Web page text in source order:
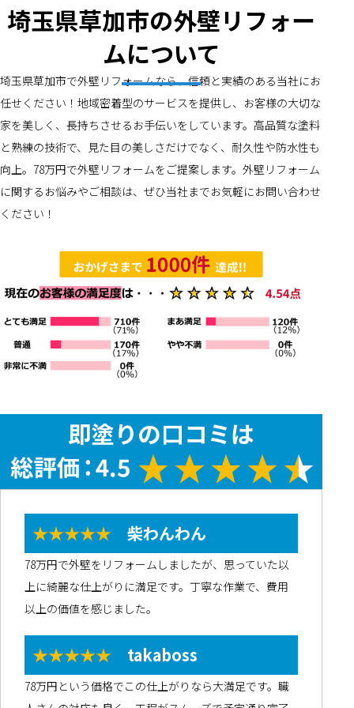
埼玉県草加市の外壁リフォー
ムについて
埼玉県草加市で外壁リフォームなら、信頼と実績のある当社にお
任せください！地域密着型のサービスを提供し、お客様の大切な
家を美しく、長持ちさせるお手伝いをしています。高品質な塗料
と熟練の技術で、見た目の美しさだけでなく、耐久性や防水性も
向上。78万円で外壁リフォームをご提案します。外壁リフォーム
に関するお悩みやご相談は、ぜひ当社までお気軽にお問い合わせ
ください！
★★★★★ 柴わんわん
78万円で外壁をリフォームしましたが、思っていた以
上に綺麗な仕上がりに満足です。丁寧な作業で、費用
以上の価値を感じました。
★★★★★ takaboss
78万円という価格でこの仕上がりなら大満足です。職